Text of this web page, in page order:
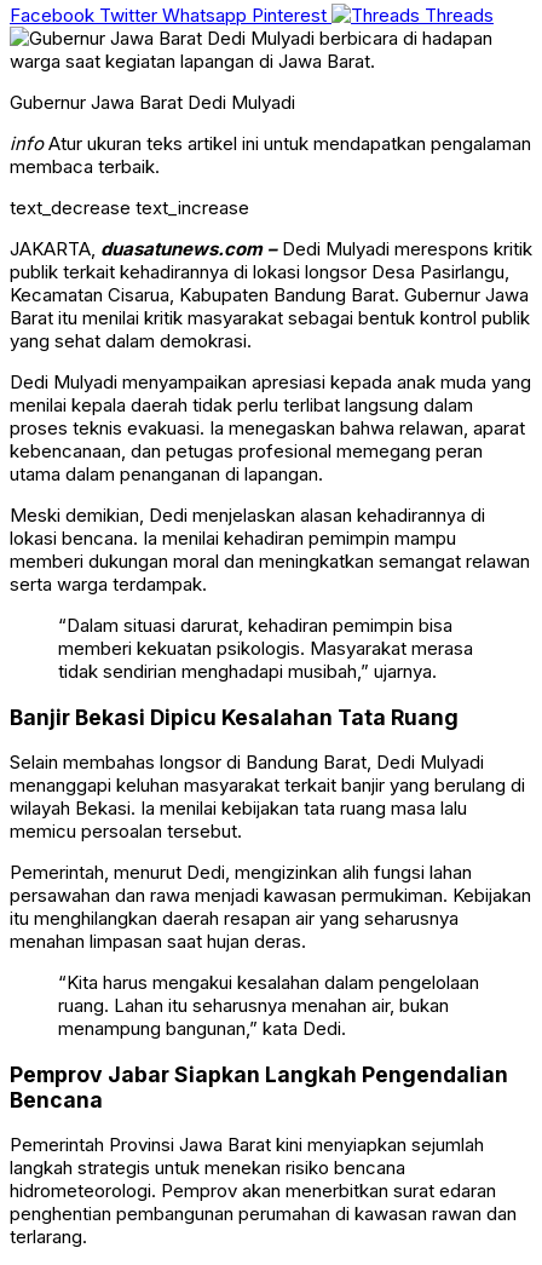
Facebook Twitter Whatsapp Pinterest Threads
Gubernur Jawa Barat Dedi Mulyadi
infoAtur ukuran teks artikel ini untuk mendapatkan pengalaman
membaca terbaik.
text_decrease text_increase
JAKARTA, duasatunews.com – Dedi Mulyadi merespons kritik
publik terkait kehadirannya di lokasi longsor Desa Pasirlangu,
Kecamatan Cisarua, Kabupaten Bandung Barat. Gubernur Jawa
Barat itu menilai kritik masyarakat sebagai bentuk kontrol publik
yang sehat dalam demokrasi.
Dedi Mulyadi menyampaikan apresiasi kepada anak muda yang
menilai kepala daerah tidak perlu terlibat langsung dalam
proses teknis evakuasi. Ia menegaskan bahwa relawan, aparat
kebencanaan, dan petugas profesional memegang peran
utama dalam penanganan di lapangan.
Meski demikian, Dedi menjelaskan alasan kehadirannya di
lokasi bencana. Ia menilai kehadiran pemimpin mampu
memberi dukungan moral dan meningkatkan semangat relawan
serta warga terdampak.
“Dalam situasi darurat, kehadiran pemimpin bisa
memberi kekuatan psikologis. Masyarakat merasa
tidak sendirian menghadapi musibah,” ujarnya.
Banjir Bekasi Dipicu Kesalahan Tata Ruang
Selain membahas longsor di Bandung Barat, Dedi Mulyadi
menanggapi keluhan masyarakat terkait banjir yang berulang di
wilayah Bekasi. Ia menilai kebijakan tata ruang masa lalu
memicu persoalan tersebut.
Pemerintah, menurut Dedi, mengizinkan alih fungsi lahan
persawahan dan rawa menjadi kawasan permukiman. Kebijakan
itu menghilangkan daerah resapan air yang seharusnya
menahan limpasan saat hujan deras.
“Kita harus mengakui kesalahan dalam pengelolaan
ruang. Lahan itu seharusnya menahan air, bukan
menampung bangunan,” kata Dedi.
Pemprov Jabar Siapkan Langkah Pengendalian
Bencana
Pemerintah Provinsi Jawa Barat kini menyiapkan sejumlah
langkah strategis untuk menekan risiko bencana
hidrometeorologi. Pemprov akan menerbitkan surat edaran
penghentian pembangunan perumahan di kawasan rawan dan
terlarang.